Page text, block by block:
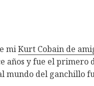
miKurt Cobain de
años y fue el primero
del ganchillo